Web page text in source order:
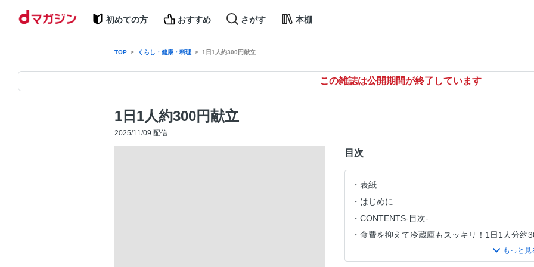
初めての方 おすすめ さがす 本棚
TOP くらし・健康・料理 1日1人約300円献立
この雑誌は公開期間が終了しています
1日1人約300円献立
2025/11/09 配信
目次
表紙
はじめに
CONTENTS-目次-
食費を抑えて冷蔵庫もスッキリ！1日1人分約